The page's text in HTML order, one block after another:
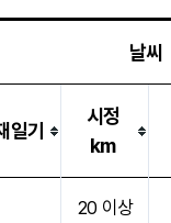
날씨
일기
시정
km
20 이상